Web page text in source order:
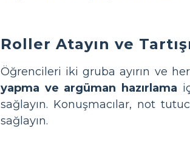
Roller Atayın ve
Öğrencileri iki gruba ayırın ve
yapma ve argüman hazırlama
sağlayın. Konuşmacılar, not
sağlayın.